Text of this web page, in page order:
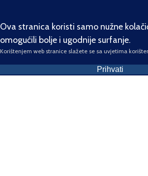
Ova stranica koristi samo nužne
omogućili bolje i ugodnije surfanje.
Korištenjem web stranice slažete se sa uvjetima
Prihvati